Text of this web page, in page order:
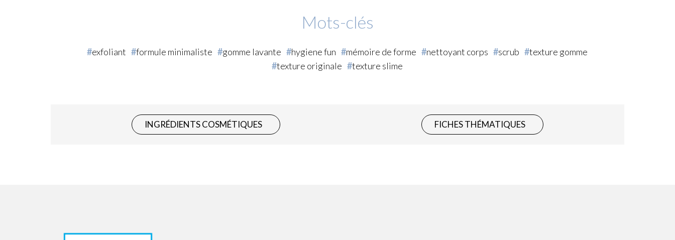
Mots-clés
exfoliant formule minimaliste gomme lavante hygiene fun mémoire de forme nettoyant corps scrub
texture gomme
texture originale
texture slime
INGRÉDIENTS COSMÉTIQUES FICHES THÉMATIQUES